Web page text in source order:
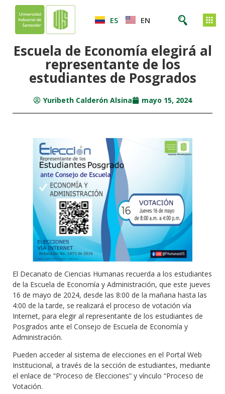
ES EN
Escuela de Economía elegirá al
representante de los
estudiantes de Posgrados
Yuribeth Calderón Alsina mayo 15, 2024
El Decanato de Ciencias Humanas recuerda a los estudiantes
de la Escuela de Economía y Administración, que este jueves
16 de mayo de 2024, desde las 8:00 de la mañana hasta las
4:00 de la tarde, se realizará el proceso de votación vía
Internet, para elegir al representante de los estudiantes de
Posgrados ante el Consejo de Escuela de Economía y
Administración.
Pueden acceder al sistema de elecciones en el Portal Web
Institucional, a través de la sección de estudiantes, mediante
el enlace de “Proceso de Elecciones” y vínculo “Proceso de
Votación.